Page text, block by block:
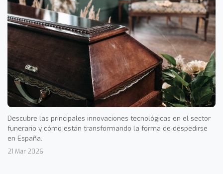
Descubre las principales innovaciones tecnológicas en el sector
funerario y cómo están transformando la forma de despedirse
en España.
21 Mar 2026